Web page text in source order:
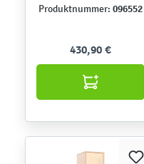
Produktnummer: 096552
430,90 €